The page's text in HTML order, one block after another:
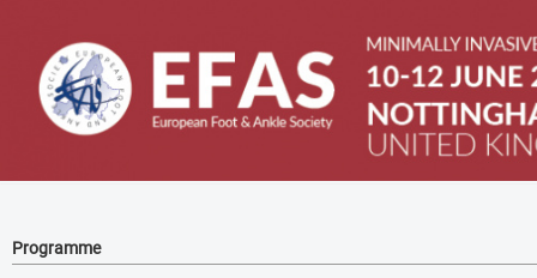
Programme